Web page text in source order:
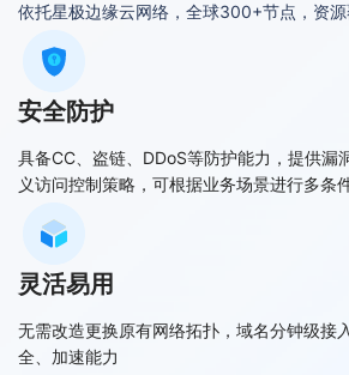
依托星极边缘云网络，全球300+节点，资
安全防护
具备CC、盗链、DDoS等防护能力，提供漏
义访问控制策略，可根据业务场景进行多条
灵活易用
无需改造更换原有网络拓扑，域名分钟级接
全、加速能力